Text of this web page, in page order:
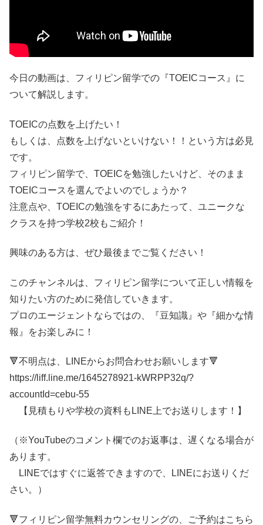
今日の動画は、フィリピン留学での『TOEICコース』に
ついて解説します。
TOEICの点数を上げたい！
もしくは、点数を上げないといけない！！という方は必見
です。
フィリピン留学で、TOEICを勉強したいけど、そのまま
TOEICコースを選んでよいのでしょうか？
注意点や、TOEICの勉強をするにあたって、ユニークな
クラスを持つ学校2校もご紹介！
興味のある方は、ぜひ最後までご覧ください！
このチャンネルは、フィリピン留学について正しい情報を
知りたい方のために発信していきます。
プロのエージェントならではの、『豆知識』や『細かな情
報』をお楽しみに！
🔻不明点は、LINEからお問合わせお願いします🔻
https://liff.line.me/1645278921-kWRPP32q/?
accountId=cebu-55
【見積もりや学校の資料もLINE上でお送りします！】
（※YouTubeのコメント欄でのお返事は、遅くなる場合が
あります。
LINEではすぐに返答できますので、LINEにお送りくだ
さい。）
🔻フィリピン留学無料カウンセリングの、ご予約はこちら